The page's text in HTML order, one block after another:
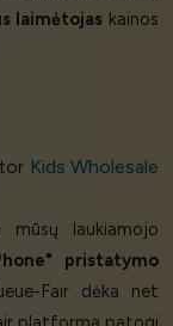
laimėtojaskainos
Kids Wholesale
mūsų laukiamojo
pristatymo
Fair dėka net